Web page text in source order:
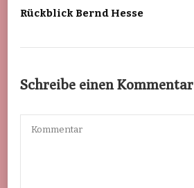
Rückblick Bernd Hesse
Schreibe einen Kommentar